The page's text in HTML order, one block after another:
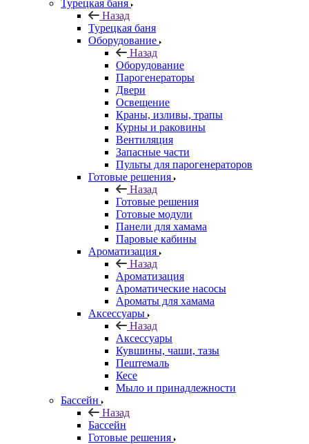
Турецкая баня
Назад
Турецкая баня
Оборудование
Назад
Оборудование
Парогенераторы
Двери
Освещение
Краны, изливы, трапы
Курны и раковины
Вентиляция
Запасные части
Пульты для парогенераторов
Готовые решения
Назад
Готовые решения
Готовые модули
Панели для хамама
Паровые кабины
Ароматизация
Назад
Ароматизация
Ароматические насосы
Ароматы для хамама
Аксессуары
Назад
Аксессуары
Кувшины, чаши, тазы
Пештемаль
Кесе
Мыло и принадлежности
Бассейн
Назад
Бассейн
Готовые решения